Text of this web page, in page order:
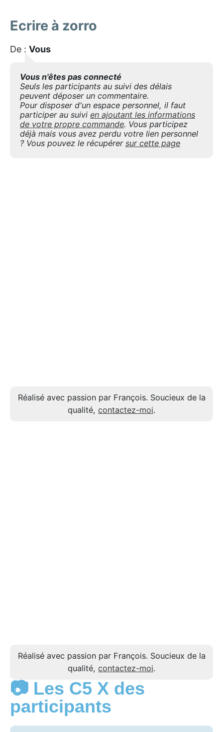
Ecrire à zorro
De : Vous
Vous n'êtes pas connecté
Seuls les participants au suivi des délais
peuvent déposer un commentaire.
Pour disposer d'un espace personnel, il faut
participer au suivi en ajoutant les informations
de votre propre commande. Vous participez
déjà mais vous avez perdu votre lien personnel
? Vous pouvez le récupérer sur cette page
Réalisé avec passion par François. Soucieux de la
qualité, contactez-moi.
Réalisé avec passion par François. Soucieux de la
qualité, contactez-moi.
📷 Les C5 X des
participants